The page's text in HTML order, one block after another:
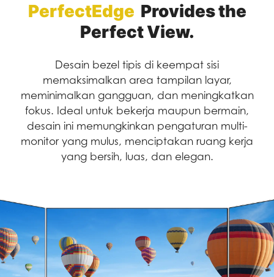
PerfectEdge Provides the
Perfect View.
Desain bezel tipis di keempat sisi
memaksimalkan area tampilan layar,
meminimalkan gangguan, dan meningkatkan
fokus. Ideal untuk bekerja maupun bermain,
desain ini memungkinkan pengaturan multi-
monitor yang mulus, menciptakan ruang kerja
yang bersih, luas, dan elegan.